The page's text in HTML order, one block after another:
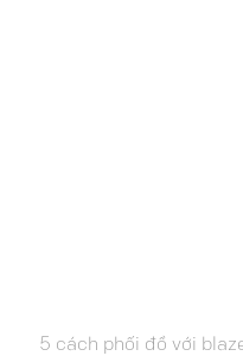
5 cách phối đồ với